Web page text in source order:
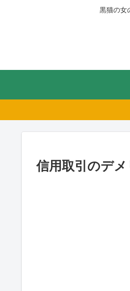
黒猫の女
信用取引のデ